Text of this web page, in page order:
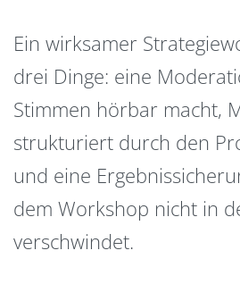
Ein wirksamer
drei Dinge: eine
Stimmen hörbar macht,
strukturiert durch den
und eine
dem Workshop nicht in
verschwindet.